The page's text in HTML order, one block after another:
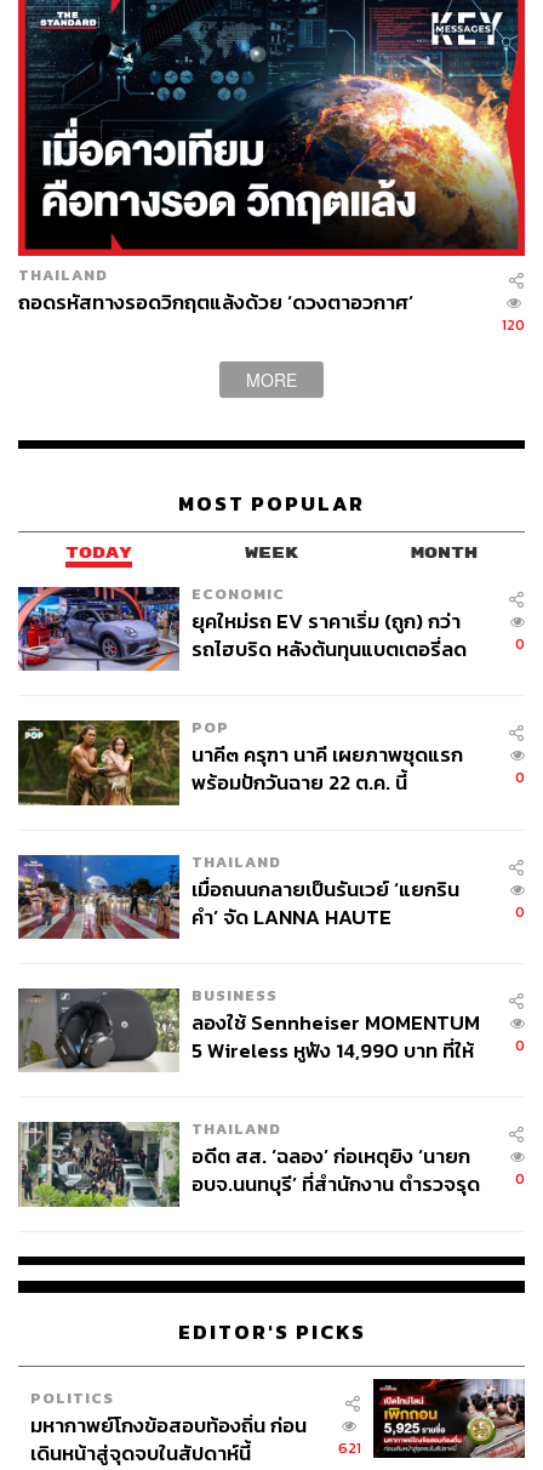
THAILAND
ถอดรหัสทางรอดวิกฤตแล้งด้วย ‘ดวงตาอวกาศ’
120
MORE
MOST POPULAR
TODAY WEEK MONTH
ECONOMIC
ยุคใหม่รถ EV ราคาเริ่ม (ถูก) กว่า
รถไฮบริด หลังต้นทุนแบตเตอรี่ลด
0
POP
นาคี๓ ครุฑา นาคี เผยภาพชุดแรก
พร้อมปักวันฉาย 22 ต.ค. นี้
0
THAILAND
เมื่อถนนกลายเป็นรันเวย์ ‘แยกริน
คำ’ จัด LANNA HAUTE
0
BUSINESS
ลองใช้ Sennheiser MOMENTUM
5 Wireless หูฟัง 14,990 บาท ที่ให้
0
THAILAND
อดีต สส. ‘ฉลอง’ ก่อเหตุยิง ‘นายก
อบจ.นนทบุรี’ ที่สำนักงาน ตำรวจรุด
0
EDITOR'S PICKS
POLITICS
มหากาพย์โกงข้อสอบท้องถิ่น ก่อน
เดินหน้าสู่จุดจบในสัปดาห์นี้
621